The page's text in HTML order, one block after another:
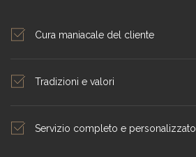
Cura maniacale del cliente
Tradizioni e valori
Servizio completo e personalizzato